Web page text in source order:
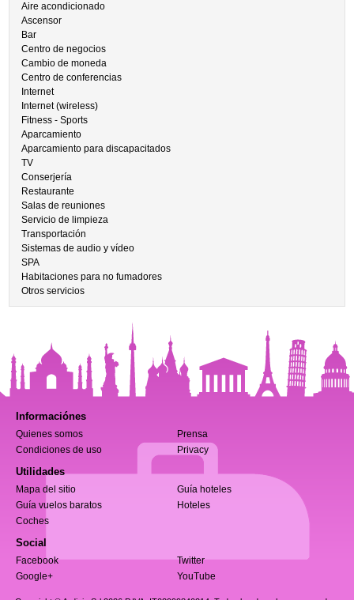
Aire acondicionado
Ascensor
Bar
Centro de negocios
Cambio de moneda
Centro de conferencias
Internet
Internet (wireless)
Fitness - Sports
Aparcamiento
Aparcamiento para discapacitados
TV
Conserjería
Restaurante
Salas de reuniones
Servicio de limpieza
Transportación
Sistemas de audio y vídeo
SPA
Habitaciones para no fumadores
Otros servicios
Informaciónes
Quienes somos
Prensa
Condiciones de uso
Privacy
Utilidades
Mapa del sitio
Guía hoteles
Guía vuelos baratos
Hoteles
Coches
Social
Facebook
Twitter
Google+
YouTube